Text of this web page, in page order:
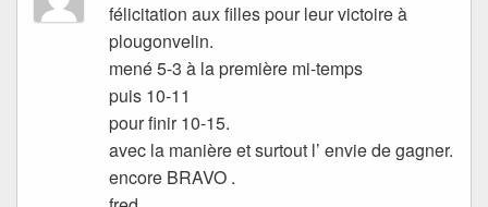
félicitation aux filles pour leur victoire à
plougonvelin.
mené 5-3 à la première mi-temps
puis 10-11
pour finir 10-15.
avec la manière et surtout l’ envie de gagner.
encore BRAVO .